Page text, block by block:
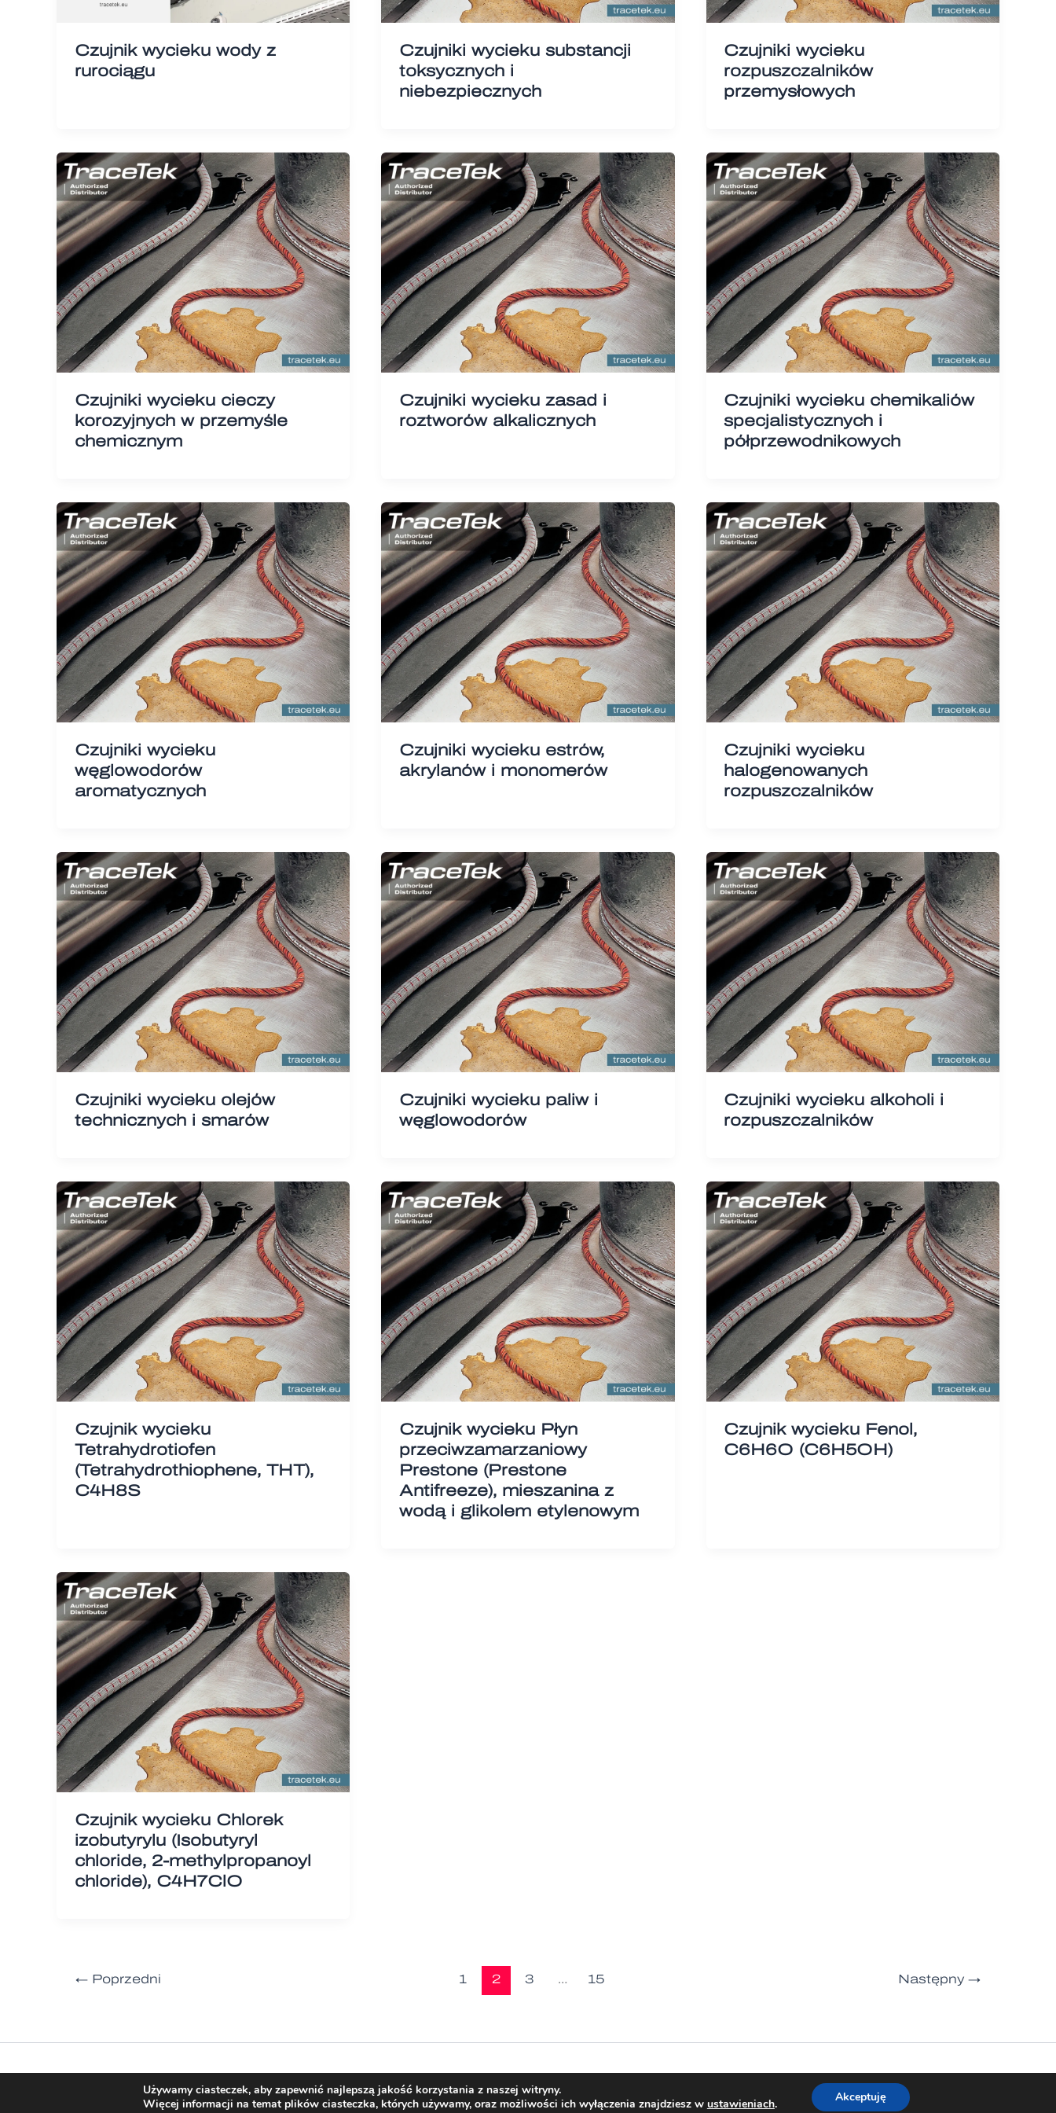
Czujnik wycieku wody z
rurociągu
Czujniki wycieku substancji
toksycznych i
niebezpiecznych
Czujniki wycieku
rozpuszczalników
przemysłowych
Czujniki wycieku cieczy
korozyjnych w przemyśle
chemicznym
Czujniki wycieku zasad i
roztworów alkalicznych
Czujniki wycieku chemikaliów
specjalistycznych i
półprzewodnikowych
Czujniki wycieku
węglowodorów
aromatycznych
Czujniki wycieku estrów,
akrylanów i monomerów
Czujniki wycieku
halogenowanych
rozpuszczalników
Czujniki wycieku olejów
technicznych i smarów
Czujniki wycieku paliw i
węglowodorów
Czujniki wycieku alkoholi i
rozpuszczalników
Czujnik wycieku
Tetrahydrotiofen
(Tetrahydrothiophene, THT),
C4H8S
Czujnik wycieku Płyn
przeciwzamarzaniowy
Prestone (Prestone
Antifreeze), mieszanina z
wodą i glikolem etylenowym
Czujnik wycieku Fenol,
C6H6O (C6H5OH)
Czujnik wycieku Chlorek
izobutyrylu (Isobutyryl
chloride, 2‑methylpropanoyl
chloride), C4H7ClO
←Poprzedni 1 2 3 … 15 Następny→
Używamy ciasteczek, aby zapewnić najlepszą jakość korzystania z naszej witryny.
Więcej informacji na temat plików ciasteczka, których używamy, oraz możliwości ich wyłączenia znajdziesz w ustawieniach. Akceptuję